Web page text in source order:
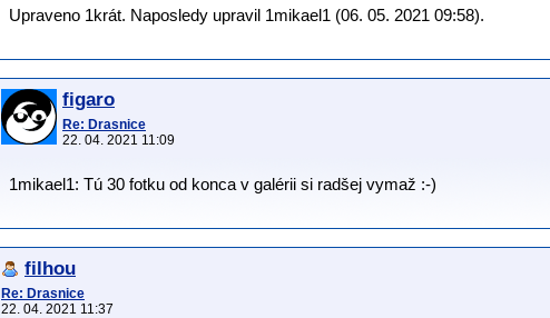
Upraveno 1krát. Naposledy upravil 1mikael1 (06. 05. 2021 09:58).
figaro
Re: Drasnice
22. 04. 2021 11:09
1mikael1: Tú 30 fotku od konca v galérii si radšej vymaž :-)
filhou
Re: Drasnice
22. 04. 2021 11:37